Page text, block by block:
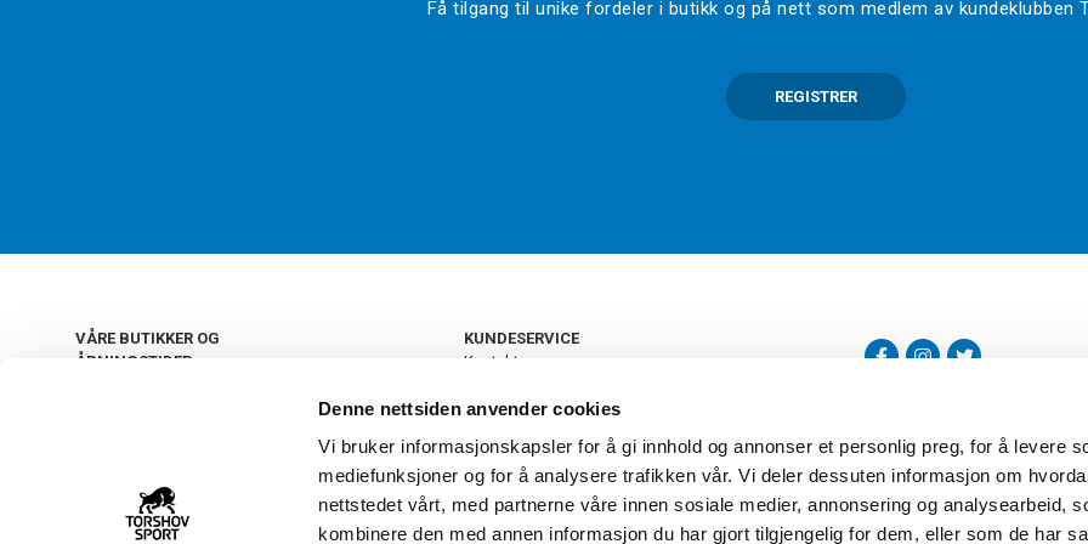
Denne nettsiden anvender cookies
Vi bruker informasjonskapsler for å gi innhold og annonser et personlig preg, for å levere
mediefunksjoner og for å analysere trafikken vår. Vi deler dessuten informasjon om
nettstedet vårt, med partnerne våre innen sosiale medier, annonsering og analysearbeid,
kombinere den med annen informasjon du har gjort tilgjengelig for dem, eller som de har
Få tilgang til unike fordeler i butikk og på nett som medlem av kundeklubben
REGISTRER
VÅRE BUTIKKER OG
ÅPNINGSTIDER
KUNDESERVICE
Kontakt oss
Retur og bytte
Personvern
Frakt og levering
Ledige stillinger
FAQ - Ofte stilte spørsmål
Torshov Sport har over 90 års
klubbhandel. Torshov Sport har
Drammen, Sandvika Storsenter